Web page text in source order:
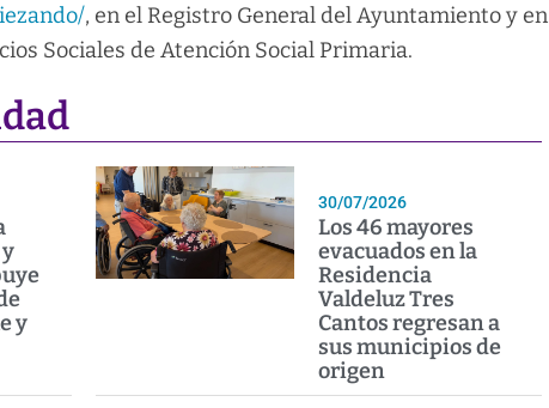
, en el Registro General del Ayuntamiento y en
Sociales de Atención Social Primaria.
y
30/07/2026
Los 46 mayores
evacuados en la
Residencia
Valdeluz Tres
Cantos regresan a
sus municipios de
origen